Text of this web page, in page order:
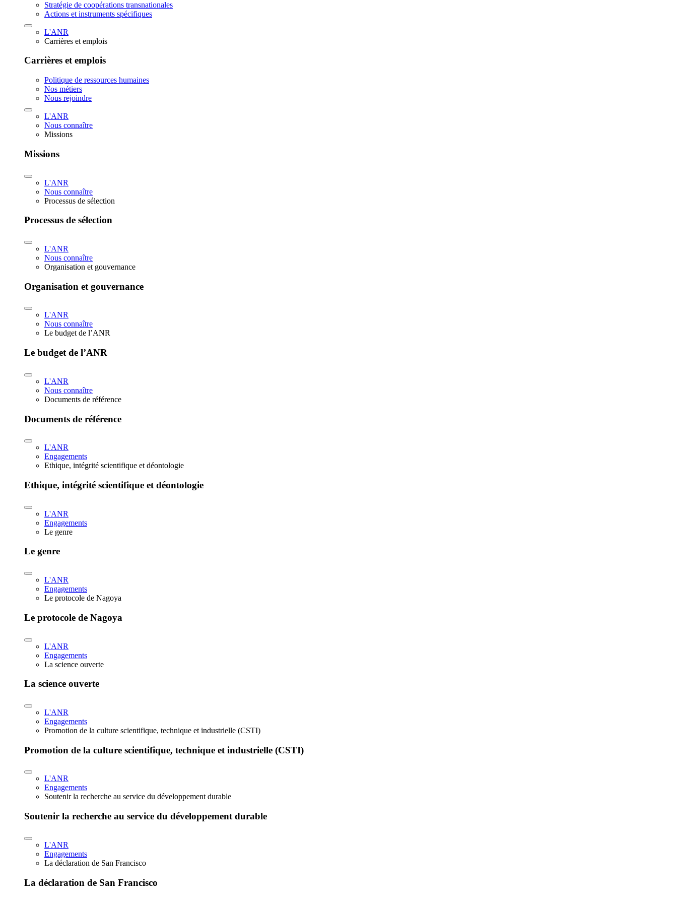
Stratégie de coopérations transnationales
Actions et instruments spécifiques
L'ANR
Carrières et emplois
Carrières et emplois
Politique de ressources humaines
Nos métiers
Nous rejoindre
L'ANR
Nous connaître
Missions
Missions
L'ANR
Nous connaître
Processus de sélection
Processus de sélection
L'ANR
Nous connaître
Organisation et gouvernance
Organisation et gouvernance
L'ANR
Nous connaître
Le budget de l’ANR
Le budget de l’ANR
L'ANR
Nous connaître
Documents de référence
Documents de référence
L'ANR
Engagements
Ethique, intégrité scientifique et déontologie
Ethique, intégrité scientifique et déontologie
L'ANR
Engagements
Le genre
Le genre
L'ANR
Engagements
Le protocole de Nagoya
Le protocole de Nagoya
L'ANR
Engagements
La science ouverte
La science ouverte
L'ANR
Engagements
Promotion de la culture scientifique, technique et industrielle (CSTI)
Promotion de la culture scientifique, technique et industrielle (CSTI)
L'ANR
Engagements
Soutenir la recherche au service du développement durable
Soutenir la recherche au service du développement durable
L'ANR
Engagements
La déclaration de San Francisco
La déclaration de San Francisco